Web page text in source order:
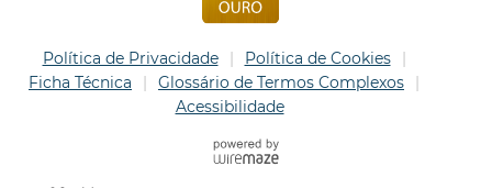
Política de Privacidade
Política de Cookies
Ficha Técnica
Glossário de Termos Complexos
Acessibilidade